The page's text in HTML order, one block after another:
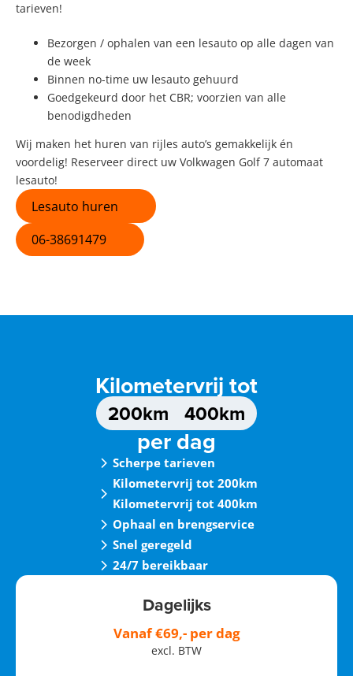
tarieven!
Bezorgen / ophalen van een lesauto op alle dagen van
de week
Binnen no-time uw lesauto gehuurd
Goedgekeurd door het CBR; voorzien van alle
benodigdheden
Wij maken het huren van rijles auto’s gemakkelijk én
voordelig! Reserveer direct uw Volkwagen Golf 7 automaat
lesauto!
Lesauto huren
06-38691479
Kilometervrij tot
200km 400km
per dag
Scherpe tarieven
Kilometervrij tot 200km
Kilometervrij tot 400km
Ophaal en brengservice
Snel geregeld
24/7 bereikbaar
Dagelijks
Vanaf €69,- per dag
excl. BTW